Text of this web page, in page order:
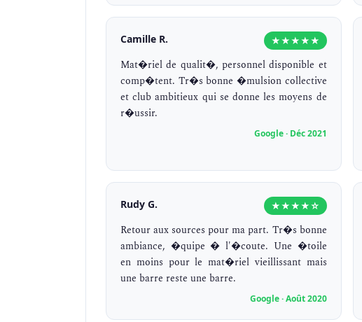
Camille R. ★★★★★
Mat�riel de qualit�, personnel disponible et
comp�tent. Tr�s bonne �mulsion collective
et club ambitieux qui se donne les moyens de
r�ussir.
Google · Déc 2021
Rudy G. ★★★★☆
Retour aux sources pour ma part. Tr�s bonne
ambiance, �quipe � l'�coute. Une �toile
en moins pour le mat�riel vieillissant mais
une barre reste une barre.
Google · Août 2020